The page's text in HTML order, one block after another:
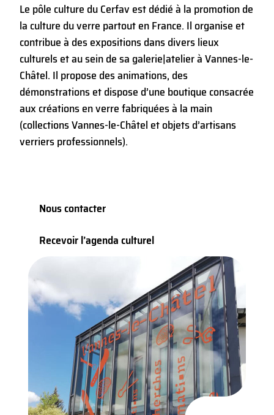
Le pôle culture du Cerfav est dédié à la promotion de
la culture du verre partout en France. Il organise et
contribue à des expositions dans divers lieux
culturels et au sein de sa galerie|atelier à Vannes-le-
Châtel. Il propose des animations, des
démonstrations et dispose d’une boutique consacrée
aux créations en verre fabriquées à la main
(collections Vannes-le-Châtel et objets d’artisans
verriers professionnels).
Nous contacter
Recevoir l’agenda culturel